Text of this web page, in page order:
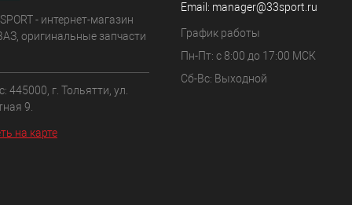
- интернет-магазин
оригинальные запчасти
445000, г. Тольятти, ул.
9.
на карте
Email: manager@33sport.ru
График работы
Пн-Пт: с 8:00 до 17:00 МСК
Сб-Вс: Выходной